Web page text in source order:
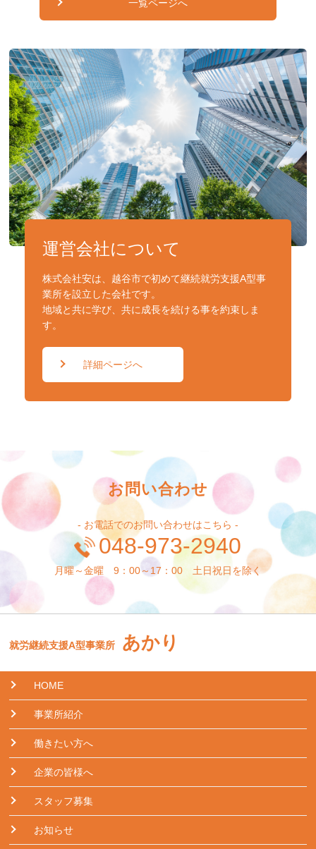
一覧ページへ
運営会社について
株式会社安は、越谷市で初めて継続就労支援A型事
業所を設立した会社です。
地域と共に学び、共に成長を続ける事を約束しま
す。
詳細ページへ
お問い合わせ
- お電話でのお問い合わせはこちら -
048-973-2940
月曜～金曜 9：00～17：00 土日祝日を除く
就労継続支援A型事業所 あかり
HOME
事業所紹介
働きたい方へ
企業の皆様へ
スタッフ募集
お知らせ